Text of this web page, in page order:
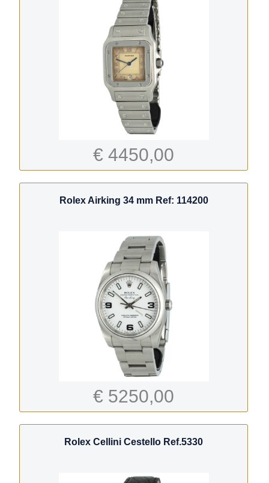
€ 4450,00
Rolex Airking 34 mm Ref: 114200
€ 5250,00
Rolex Cellini Cestello Ref.5330